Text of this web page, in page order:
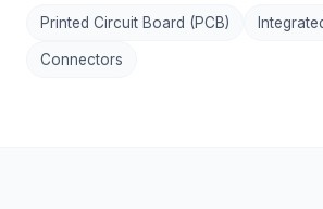
Printed Circuit Board (PCB)
Connectors